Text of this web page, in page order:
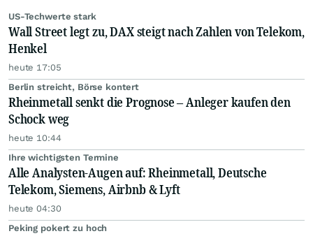
US-Techwerte stark
Wall Street legt zu, DAX steigt nach Zahlen von Telekom,
Henkel
heute 17:05
Berlin streicht, Börse kontert
Rheinmetall senkt die Prognose – Anleger kaufen den
Schock weg
heute 10:44
Ihre wichtigsten Termine
Alle Analysten-Augen auf: Rheinmetall, Deutsche
Telekom, Siemens, Airbnb & Lyft
heute 04:30
Peking pokert zu hoch